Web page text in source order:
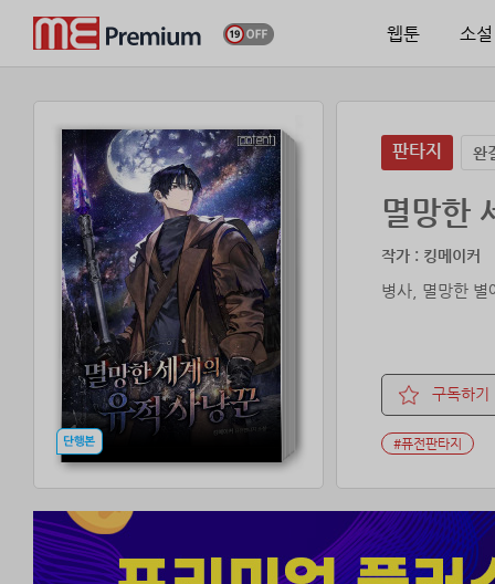
웹툰 소설
판타지 완
멸망한
작가 : 킹메이커
병사, 멸망한 별
구독하기
#퓨전판타지